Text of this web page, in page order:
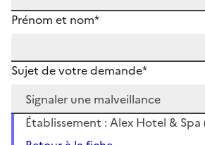
Prénom et nom*
Sujet de votre demande*
Établissement : Alex Hotel & Spa